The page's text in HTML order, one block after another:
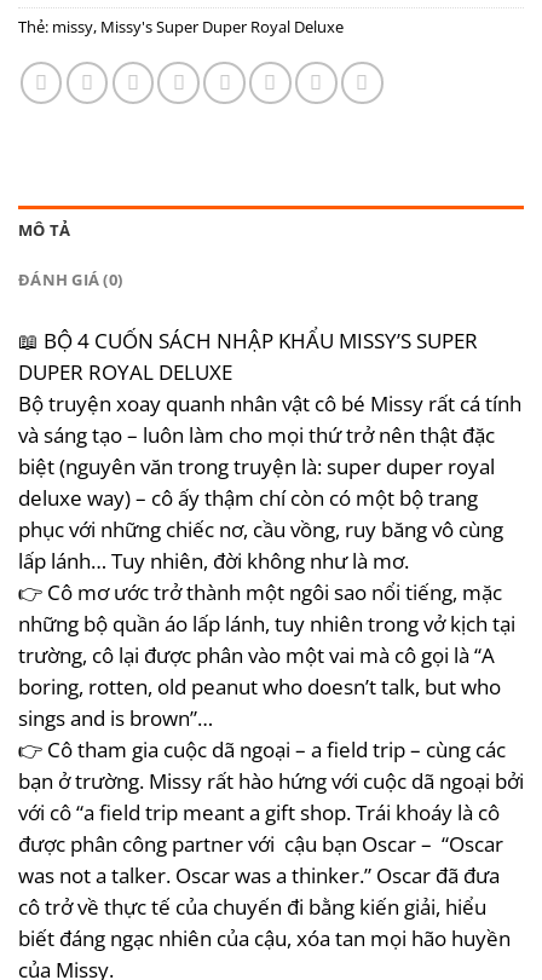
Thẻ: missy, Missy's Super Duper Royal Deluxe
MÔ TẢ
ĐÁNH GIÁ (0)
📖 BỘ 4 CUỐN SÁCH NHẬP KHẨU MISSY’S SUPER
DUPER ROYAL DELUXE
Bộ truyện xoay quanh nhân vật cô bé Missy rất cá tính
và sáng tạo – luôn làm cho mọi thứ trở nên thật đặc
biệt (nguyên văn trong truyện là: super duper royal
deluxe way) – cô ấy thậm chí còn có một bộ trang
phục với những chiếc nơ, cầu vồng, ruy băng vô cùng
lấp lánh… Tuy nhiên, đời không như là mơ.
👉 Cô mơ ước trở thành một ngôi sao nổi tiếng, mặc
những bộ quần áo lấp lánh, tuy nhiên trong vở kịch tại
trường, cô lại được phân vào một vai mà cô gọi là “A
boring, rotten, old peanut who doesn’t talk, but who
sings and is brown”…
👉 Cô tham gia cuộc dã ngoại – a field trip – cùng các
bạn ở trường. Missy rất hào hứng với cuộc dã ngoại bởi
với cô “a field trip meant a gift shop. Trái khoáy là cô
được phân công partner với cậu bạn Oscar – “Oscar
was not a talker. Oscar was a thinker.” Oscar đã đưa
cô trở về thực tế của chuyến đi bằng kiến giải, hiểu
biết đáng ngạc nhiên của cậu, xóa tan mọi hão huyền
của Missy.